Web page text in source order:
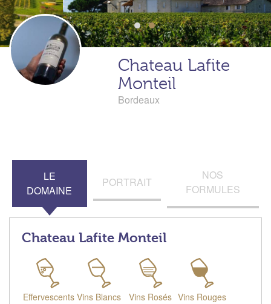
Chateau Lafite
Monteil
Bordeaux
LE
DOMAINE
PORTRAIT
NOS
FORMULES
Chateau Lafite Monteil
Effervescents Vins Blancs Vins Rosés Vins Rouges